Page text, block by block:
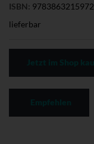
ISBN: 9783863215972
lieferbar